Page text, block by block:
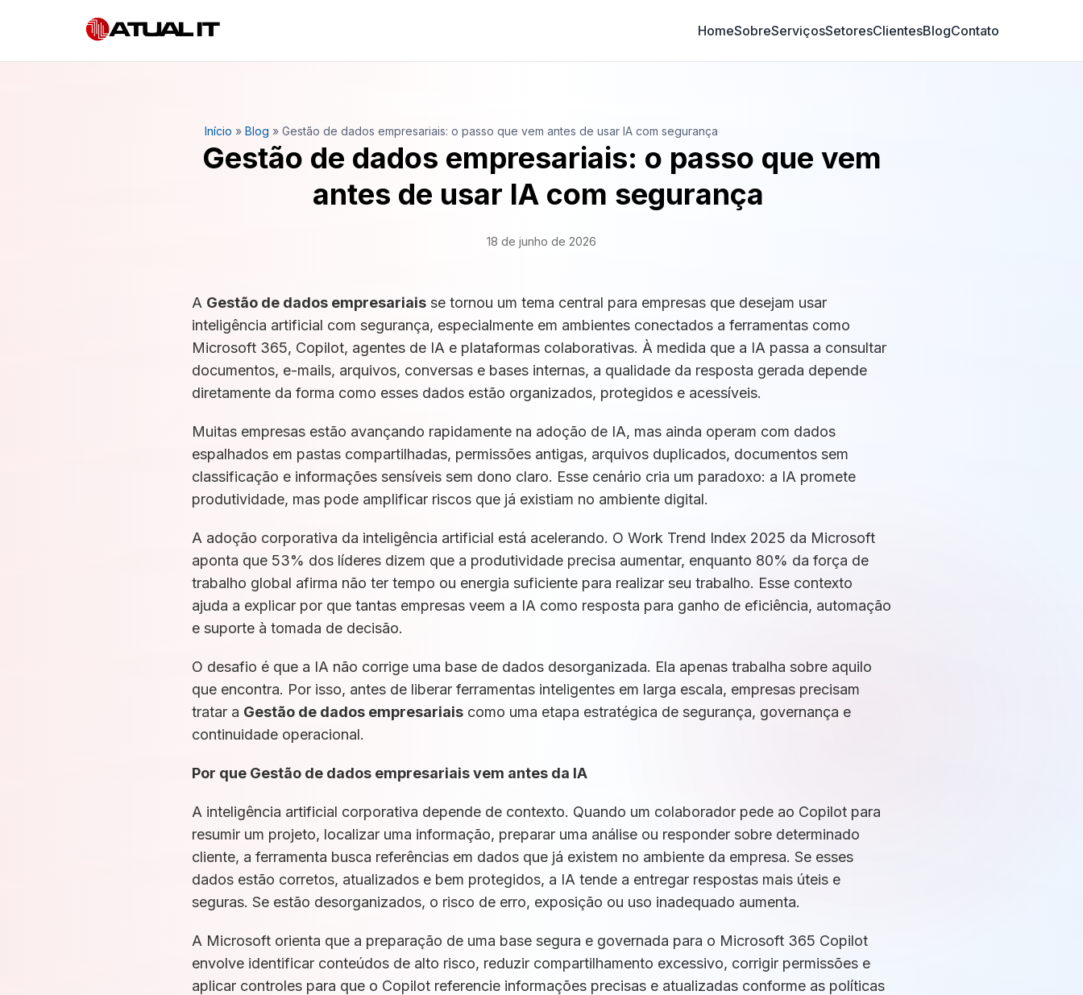
HomeSobreServiçosSetoresClientesBlogContato
Início » Blog » Gestão de dados empresariais: o passo que vem antes de usar IA com segurança
Gestão de dados empresariais: o passo que vem
antes de usar IA com segurança
18 de junho de 2026
A Gestão de dados empresariais se tornou um tema central para empresas que desejam usar
inteligência artificial com segurança, especialmente em ambientes conectados a ferramentas como
Microsoft 365, Copilot, agentes de IA e plataformas colaborativas. À medida que a IA passa a consultar
documentos, e-mails, arquivos, conversas e bases internas, a qualidade da resposta gerada depende
diretamente da forma como esses dados estão organizados, protegidos e acessíveis.
Muitas empresas estão avançando rapidamente na adoção de IA, mas ainda operam com dados
espalhados em pastas compartilhadas, permissões antigas, arquivos duplicados, documentos sem
classificação e informações sensíveis sem dono claro. Esse cenário cria um paradoxo: a IA promete
produtividade, mas pode amplificar riscos que já existiam no ambiente digital.
A adoção corporativa da inteligência artificial está acelerando. O Work Trend Index 2025 da Microsoft
aponta que 53% dos líderes dizem que a produtividade precisa aumentar, enquanto 80% da força de
trabalho global afirma não ter tempo ou energia suficiente para realizar seu trabalho. Esse contexto
ajuda a explicar por que tantas empresas veem a IA como resposta para ganho de eficiência, automação
e suporte à tomada de decisão.
O desafio é que a IA não corrige uma base de dados desorganizada. Ela apenas trabalha sobre aquilo
que encontra. Por isso, antes de liberar ferramentas inteligentes em larga escala, empresas precisam
tratar a Gestão de dados empresariais como uma etapa estratégica de segurança, governança e
continuidade operacional.
Por que Gestão de dados empresariais vem antes da IA
A inteligência artificial corporativa depende de contexto. Quando um colaborador pede ao Copilot para
resumir um projeto, localizar uma informação, preparar uma análise ou responder sobre determinado
cliente, a ferramenta busca referências em dados que já existem no ambiente da empresa. Se esses
dados estão corretos, atualizados e bem protegidos, a IA tende a entregar respostas mais úteis e
seguras. Se estão desorganizados, o risco de erro, exposição ou uso inadequado aumenta.
A Microsoft orienta que a preparação de uma base segura e governada para o Microsoft 365 Copilot
envolve identificar conteúdos de alto risco, reduzir compartilhamento excessivo, corrigir permissões e
aplicar controles para que o Copilot referencie informações precisas e atualizadas conforme as políticas